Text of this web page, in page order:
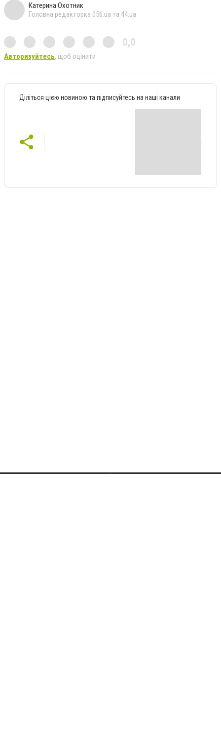
Катерина Охотник
Головна редакторка 056.ua та 44.ua
0,0
Авторизуйтесь, щоб оцінити
Діліться цією новиною та підписуйтесь на наші канали